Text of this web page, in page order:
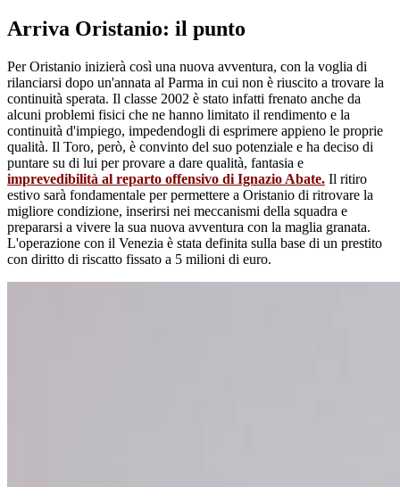
Arriva Oristanio: il punto
Per Oristanio inizierà così una nuova avventura, con la voglia di
rilanciarsi dopo un'annata al Parma in cui non è riuscito a trovare la
continuità sperata. Il classe 2002 è stato infatti frenato anche da
alcuni problemi fisici che ne hanno limitato il rendimento e la
continuità d'impiego, impedendogli di esprimere appieno le proprie
qualità. Il Toro, però, è convinto del suo potenziale e ha deciso di
puntare su di lui per provare a dare qualità, fantasia e
imprevedibilità al reparto offensivo di Ignazio Abate. Il ritiro
estivo sarà fondamentale per permettere a Oristanio di ritrovare la
migliore condizione, inserirsi nei meccanismi della squadra e
prepararsi a vivere la sua nuova avventura con la maglia granata.
L'operazione con il Venezia è stata definita sulla base di un prestito
con diritto di riscatto fissato a 5 milioni di euro.